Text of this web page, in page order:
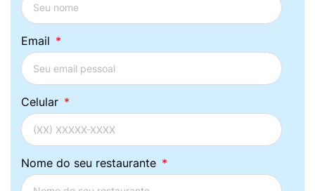
Email
Celular
Nome do seu restaurante